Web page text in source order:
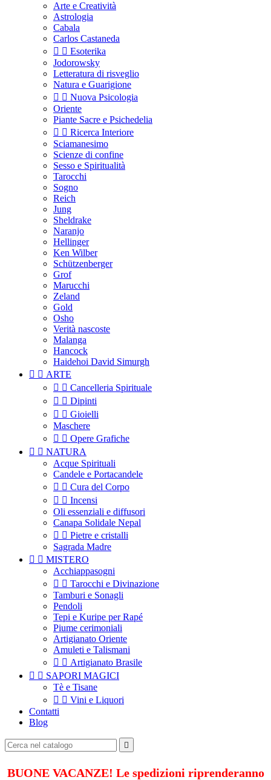
Arte e Creatività
Astrologia
Cabala
Carlos Castaneda
  Esoterika
Jodorowsky
Letteratura di risveglio
Natura e Guarigione
  Nuova Psicologia
Oriente
Piante Sacre e Psichedelia
  Ricerca Interiore
Sciamanesimo
Scienze di confine
Sesso e Spiritualità
Tarocchi
Sogno
Reich
Jung
Sheldrake
Naranjo
Hellinger
Ken Wilber
Schützenberger
Grof
Marucchi
Zeland
Gold
Osho
Verità nascoste
Malanga
Hancock
Haidehoi David Simurgh
  ARTE
  Cancelleria Spirituale
  Dipinti
  Gioielli
Maschere
  Opere Grafiche
  NATURA
Acque Spirituali
Candele e Portacandele
  Cura del Corpo
  Incensi
Oli essenziali e diffusori
Canapa Solidale Nepal
  Pietre e cristalli
Sagrada Madre
  MISTERO
Acchiappasogni
  Tarocchi e Divinazione
Tamburi e Sonagli
Pendoli
Tepi e Kuripe per Rapé
Piume cerimoniali
Artigianato Oriente
Amuleti e Talismani
  Artigianato Brasile
  SAPORI MAGICI
Tè e Tisane
  Vini e Liquori
Contatti
Blog

BUONE VACANZE! Le spedizioni riprenderanno